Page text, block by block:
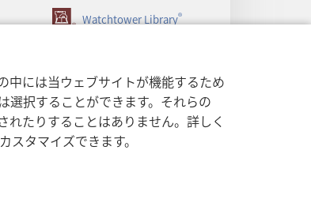
中には当ウェブサイトが機能するため
選択することができます。それらの
たりすることはありません。詳しく
スタマイズできます。
い
開
く）
Watchtower Library®
プライバシー設定